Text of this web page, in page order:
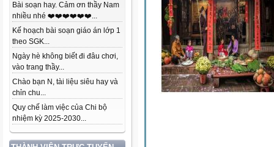
Bài soạn hay. Cảm ơn thầy Nam
nhiều nhé ❤️❤️❤️❤️❤️❤️...
Kế hoạch bài soạn giáo án lớp 1
theo SGK...
Ngày hè không biết đi đâu chơi,
vào trang thầy...
Chào bạn N, tài liệu siêu hay và
chỉn chu...
Quy chế làm việc của Chi bộ
nhiệm kỳ 2025-2030...